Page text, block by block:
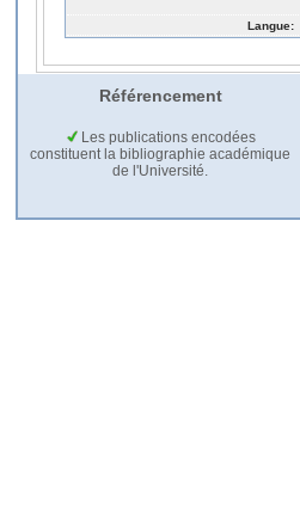
Langue:
Référencement
Les publications encodées
constituent la bibliographie académique
de l'Université.